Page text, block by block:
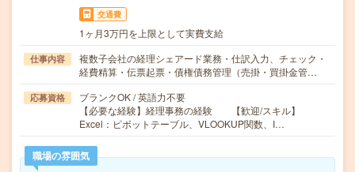
交通費
1ヶ月3万円を上限として実費支給
仕事内容
複数子会社の経理シェアード業務・仕訳入力、チェック・
経費精算・伝票起票・債権債務管理（売掛・買掛金管…
応募資格
ブランクOK / 英語力不要
【必要な経験】経理事務の経験 【歓迎/スキル】
Excel：ピボットテーブル、VLOOKUP関数、I…
職場の雰囲気